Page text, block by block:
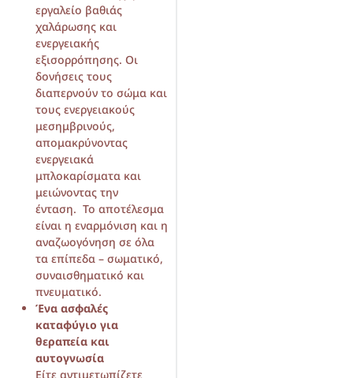
εργαλείο βαθιάς
χαλάρωσης και
ενεργειακής
εξισορρόπησης. Οι
δονήσεις τους
διαπερνούν το σώμα και
τους ενεργειακούς
μεσημβρινούς,
απομακρύνοντας
ενεργειακά
μπλοκαρίσματα και
μειώνοντας την
ένταση. Το αποτέλεσμα
είναι η εναρμόνιση και η
αναζωογόνηση σε όλα
τα επίπεδα – σωματικό,
συναισθηματικό και
πνευματικό.
Ένα ασφαλές
καταφύγιο για
θεραπεία και
αυτογνωσία
Είτε αντιμετωπίζετε